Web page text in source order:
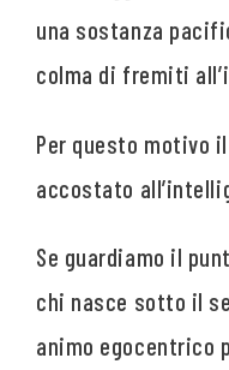
una sostanza
colma di fremiti
Per questo motivo
accostato
Se guardiamo il
chi nasce sotto il
animo egocentrico